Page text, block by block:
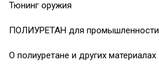
Тюнинг оружия
ПОЛИУРЕТАН для промышленности
О полиуретане и других материалах